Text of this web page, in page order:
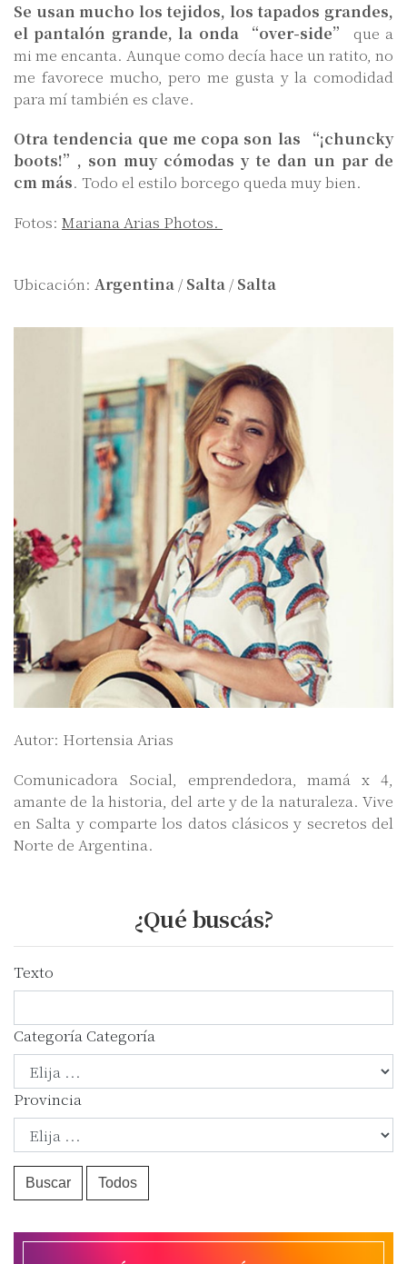
Se usan mucho los tejidos, los tapados grandes,
el pantalón grande, la onda “over-side”
que a
mi me encanta. Aunque como decía hace un ratito, no
me favorece mucho, pero me gusta y la comodidad
para mí también es clave.
Otra tendencia que me copa son las “¡chuncky
boots!”, son muy cómodas y te dan un par de
cm más. Todo el estilo borcego queda muy bien.
Fotos: Mariana Arias Photos.
Ubicación: Argentina / Salta / Salta
Autor: Hortensia Arias
Comunicadora Social, emprendedora, mamá x 4,
amante de la historia, del arte y de la naturaleza. Vive
en Salta y comparte los datos clásicos y secretos del
Norte de Argentina.
¿Qué buscás?
Texto
Categoría Categoría
Provincia
Buscar Todos